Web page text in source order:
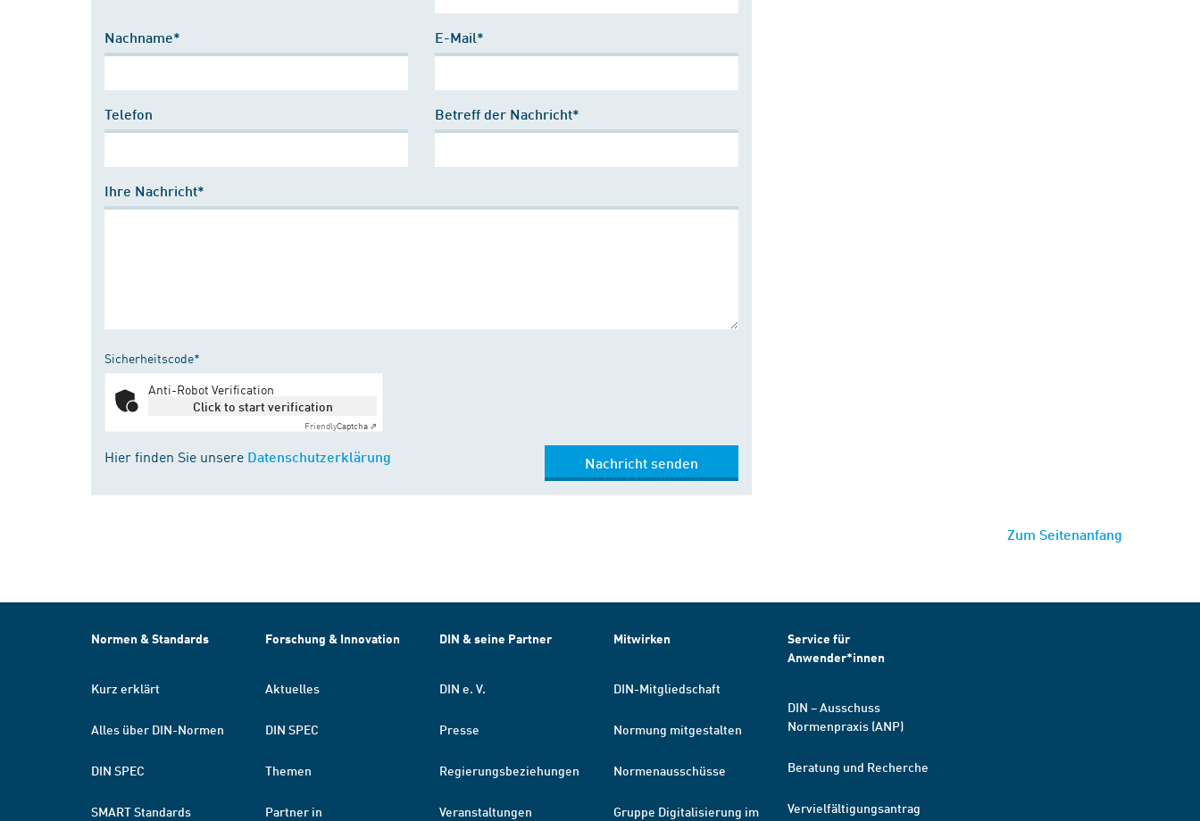
Nachname* E-Mail*
Telefon Betreff der Nachricht*
Ihre Nachricht*
Sicherheitscode*
Anti-Robot Verification
Click to start verification
FriendlyCaptcha ⇗
Hier finden Sie unsere Datenschutzerklärung Nachricht senden
Zum Seitenanfang
Normen & Standards
Kurz erklärt
Alles über DIN-Normen
DIN SPEC
SMART Standards
Forschung & Innovation
Aktuelles
DIN SPEC
Themen
Partner in
DIN & seine Partner
DIN e. V.
Presse
Regierungsbeziehungen
Veranstaltungen
Mitwirken
DIN-Mitgliedschaft
Normung mitgestalten
Normenausschüsse
Gruppe Digitalisierung im
Service für
Anwender*innen
DIN – Ausschuss
Normenpraxis (ANP)
Beratung und Recherche
Vervielfältigungsantrag